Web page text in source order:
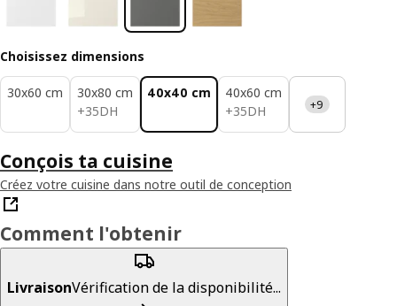
Choisissez dimensions
30x60 cm
30x80 cm
+35DH
35DH
40x40 cm
40x60 cm
+35DH
35DH +9
Conçois ta cuisine
Créez votre cuisine dans notre outil de conception
Comment l'obtenir
LivraisonVérification de la disponibilité...